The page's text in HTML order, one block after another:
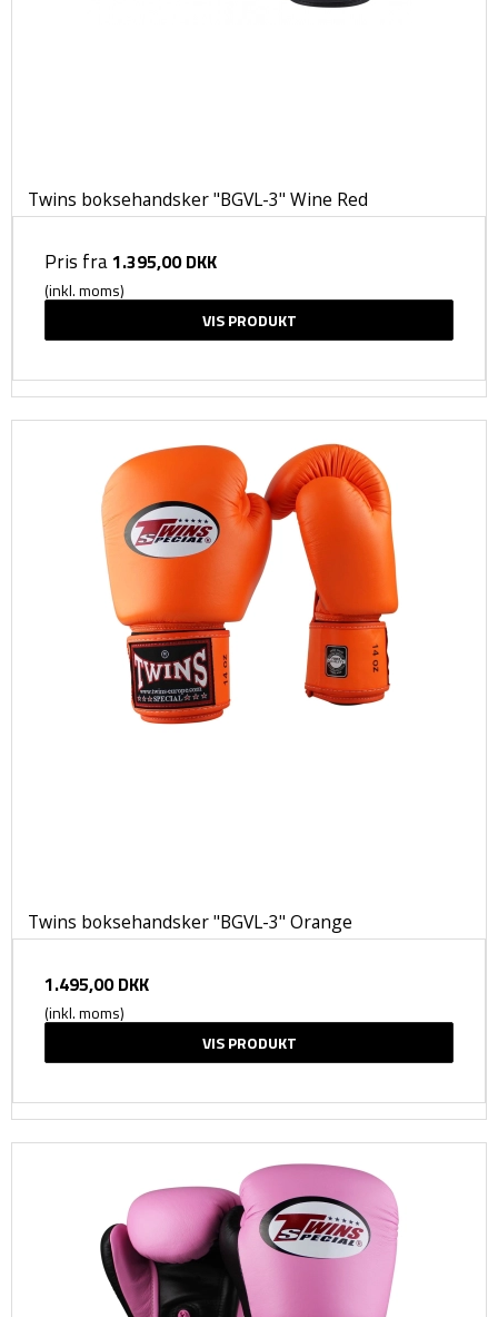
Twins boksehandsker "BGVL-3" Wine Red
Pris fra1.395,00 DKK
(inkl. moms)
VIS PRODUKT
Twins boksehandsker "BGVL-3" Orange
1.495,00 DKK
(inkl. moms)
VIS PRODUKT